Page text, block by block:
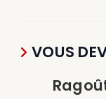
VOUS